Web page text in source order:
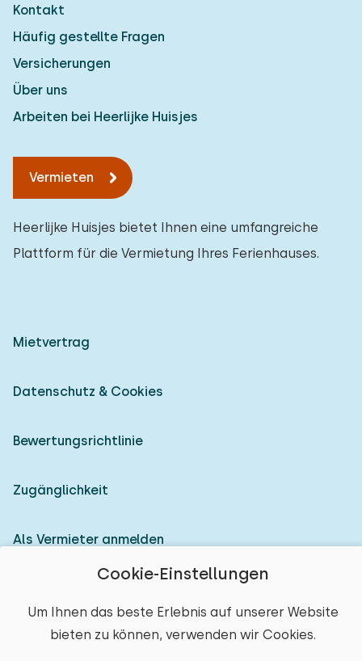
Cookie-Einstellungen
Um Ihnen das beste Erlebnis auf unserer Website
bieten zu können, verwenden wir Cookies.
Kontakt
Häufig gestellte Fragen
Versicherungen
Über uns
Arbeiten bei Heerlijke Huisjes
Vermieten
Heerlijke Huisjes bietet Ihnen eine umfangreiche
Plattform für die Vermietung Ihres Ferienhauses.
Mietvertrag
Datenschutz & Cookies
Bewertungsrichtlinie
Zugänglichkeit
Als Vermieter anmelden
© 2026 Heerlijke Huisjes (eingetragene Marke)